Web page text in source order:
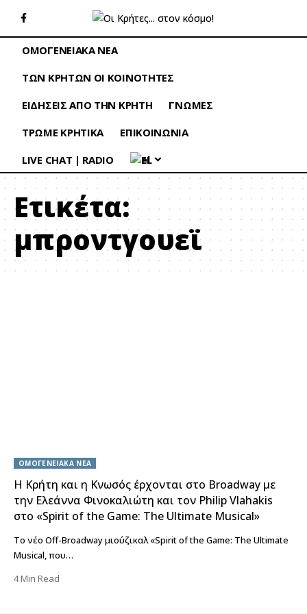
ΟΜΟΓΕΝΕΙΑΚΑ ΝΕΑ
ΤΩΝ ΚΡΗΤΩΝ ΟΙ ΚΟΙΝΟΤΗΤΕΣ
ΕΙΔΗΣΕΙΣ ΑΠΟ ΤΗΝ ΚΡΗΤΗ
ΓΝΩΜΕΣ
ΤΡΩΜΕ ΚΡΗΤΙΚΑ
ΕΠΙΚΟΙΝΩΝΙΑ
LIVE CHAT | RADIO
EL
Ετικέτα:
μπροντγουεϊ
ΟΜΟΓΕΝΕΙΑΚΑ ΝΕΑ
H Κρήτη και η Κνωσός έρχονται στο Broadway με
την Ελεάννα Φινοκαλιώτη και τον Philip Vlahakis
στο «Spirit of the Game: The Ultimate Musical»
Το νέο Off-Broadway μιούζικαλ «Spirit of the Game: The Ultimate
Musical, που…
4 Min Read